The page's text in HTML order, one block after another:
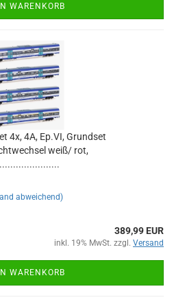
WARENKORB
4x, 4A, Ep.VI, Grundset
weiß/ rot,
abweichend)
389,99 EUR
inkl. 19% MwSt. zzgl. Versand
WARENKORB